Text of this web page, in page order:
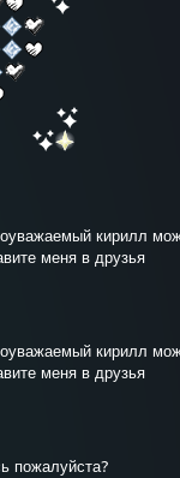
кирилл
меня в друзья
кирилл
меня в друзья
пожалуйста?